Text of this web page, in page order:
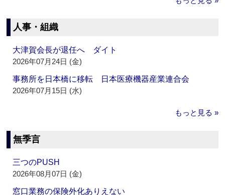
人事・組織
大津賀会長が退任へ ダイト
2026年07月24日 (金)
事務所を日本橋に移転 日本医療機器産業連合会
2026年07月15日 (水)
もっと見る »
無季言
三つのPUSH
2026年08月07日 (金)
窓口業務の保険外化ありえない